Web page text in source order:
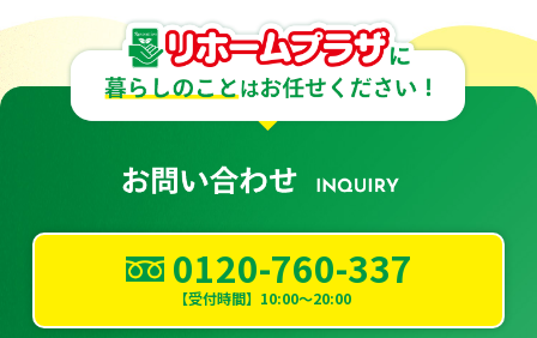
0120-760-337
【受付時間】10:00～20:00